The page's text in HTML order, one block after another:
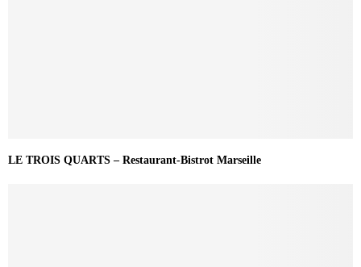
LE TROIS QUARTS – Restaurant-Bistrot Marseille